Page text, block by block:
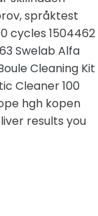
språktest
cycles 1504462
Swelab Alfa
Cleaning Kit
Cleaner 100
hgh kopen
results you